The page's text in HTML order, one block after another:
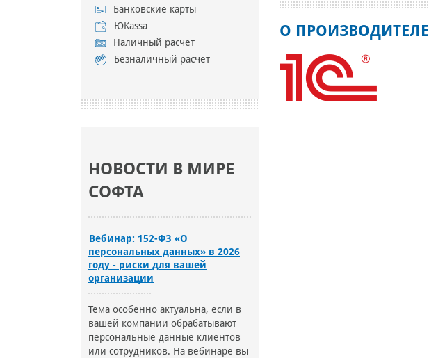
Банковские карты
ЮKassa
Наличный расчет
Безналичный расчет
НОВОСТИ В МИРЕ
СОФТА
Вебинар: 152-ФЗ «О
персональных данных» в 2026
году - риски для вашей
организации
Тема особенно актуальна, если в
вашей компании обрабатывают
персональные данные клиентов
или сотрудников. На вебинаре вы
О ПРОИЗВОДИТЕЛЕ